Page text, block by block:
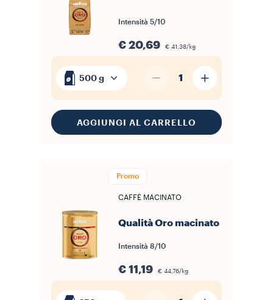
Intensità 5/10
€ 20,69 € 41,38/kg
500 g 1
AGGIUNGI AL CARRELLO
Promo
CAFFÈ MACINATO
Qualità Oro macinato
Intensità 8/10
€ 11,19 € 44,76/kg